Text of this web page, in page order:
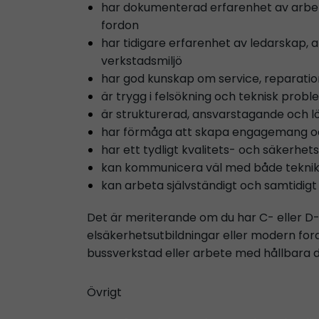
har dokumenterad erfarenhet av
fordon
har tidigare erfarenhet av ledarskap,
verkstadsmiljö
har god kunskap om service,
är trygg i felsökning och teknisk
är strukturerad, ansvarstagande och
har förmåga att skapa engagemang
har ett tydligt kvalitets- och
kan kommunicera väl med både
kan arbeta självständigt och
Det är meriterande om du har C- eller
elsäkerhetsutbildningar eller modern
bussverkstad eller arbete med hållbara
Övrigt